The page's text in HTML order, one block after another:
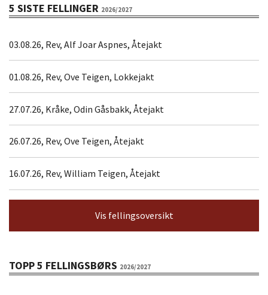
5 SISTE FELLINGER 2026/2027
03.08.26, Rev, Alf Joar Aspnes, Åtejakt
01.08.26, Rev, Ove Teigen, Lokkejakt
27.07.26, Kråke, Odin Gåsbakk, Åtejakt
26.07.26, Rev, Ove Teigen, Åtejakt
16.07.26, Rev, William Teigen, Åtejakt
Vis fellingsoversikt
TOPP 5 FELLINGSBØRS 2026/2027